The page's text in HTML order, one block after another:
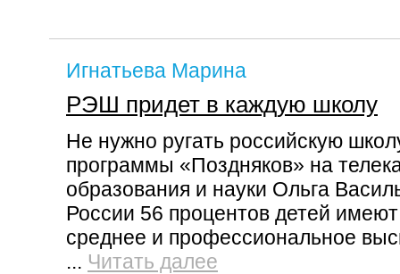
Игнатьева Марина
РЭШ придет в каждую школу
Не нужно ругать российскую
программы «Поздняков» на
образования и науки Ольга
России 56 процентов детей
среднее и профессиональное
... Читать далее